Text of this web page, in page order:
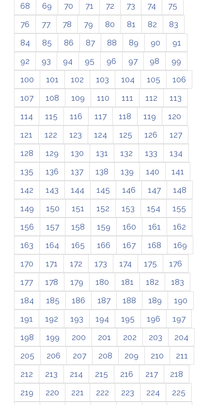
68
69 70 71 72 73 74
75
76
77 78 79 80 81 82
83
84
85 86 87 88 89 90
91
92
93 94 95 96 97 98
99
100
101 102 103 104 105
106
107
108 109 110 111 112
113
114
115 116 117 118 119
120
121
122 123 124 125 126
127
128
129 130 131 132 133
134
135
136 137 138 139 140
141
142
143 144 145 146 147
148
149
150 151 152 153 154
155
156
157 158 159 160 161
162
163
164 165 166 167 168
169
170
171 172 173 174 175
176
177
178 179 180 181 182
183
184
185 186 187 188 189
190
191
192 193 194 195 196
197
198
199 200 201 202 203
204
205
206 207 208 209 210
211
212
213 214 215 216 217
218
219
220 221 222 223 224
225